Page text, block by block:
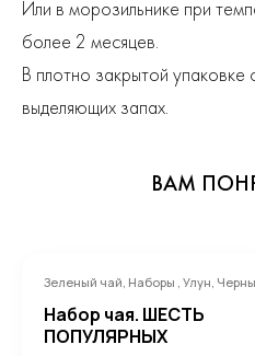
Или в морозильнике при
более 2 месяцев.
В плотно закрытой упаковке
выделяющих запах.
ВАМ
Зеленый чай, Наборы , Улун,
Набор чая. ШЕСТЬ
ПОПУЛЯРНЫХ